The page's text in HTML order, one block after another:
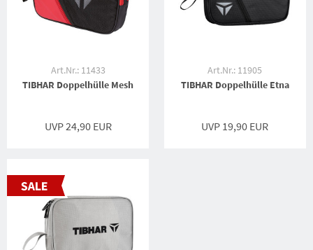
Art.Nr.: 11433
TIBHAR Doppelhülle Mesh
UVP 24,90 EUR
Art.Nr.: 11905
TIBHAR Doppelhülle Etna
UVP 19,90 EUR